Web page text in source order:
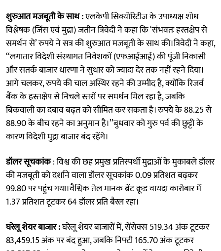
शुरुआत मजबूती के साथ :एलकेपी सिक्योरिटीज के उपाध्यक्ष शोध
विश्लेषक (जिंस एवं मुद्रा) जतीन त्रिवेदी ने कहा कि ‘संभवतः हस्तक्षेप से
समर्थन से’ रुपये ने सत्र की शुरुआत मजबूती के साथ की।त्रिवेदी ने कहा,
‘‘लगातार विदेशी संस्थागत निवेशकों (एफआईआई) की पूंजी निकासी
और सतर्क बाजार धारणा ने सुधार को ज्यादा देर तक नहीं रहने दिया।
आगे चलकर, रुपये की चाल अस्थिर रहने की उम्मीद है, क्योंकि रिजर्व
बैंक के हस्तक्षेप से निचले स्तरों पर समर्थन मिल रहा है, जबकि
बिकवाली का दबाव बढ़त को सीमित कर सकता है। रुपये के 88.25 से
88.90 के बीच रहने का अनुमान है।’’बुधवार को गुरु पर्व की छुट्टी के
कारण विदेशी मुद्रा बाजार बंद रहेंगे।
डॉलर सूचकांक: विश्व की छह प्रमुख प्रतिस्पर्धी मुद्राओं के मुकाबले डॉलर
की मजबूती को दर्शाने वाला डॉलर सूचकांक 0.09 प्रतिशत बढ़कर
99.80 पर पहुंच गया।वैश्विक तेल मानक ब्रेंट क्रूड वायदा कारोबार में
1.37 प्रतिशत टूटकर 64 डॉलर प्रति बैरल रहा।
घरेलू शेयर बाजार :घरेलू शेयर बाजारों में, सेंसेक्स 519.34 अंक टूटकर
83,459.15 अंक पर बंद हुआ, जबकि निफ्टी 165.70 अंक टूटकर